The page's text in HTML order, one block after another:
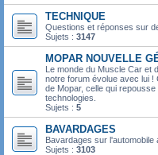
TECHNIQUE
Questions et réponses sur
Sujets : 3147
MOPAR NOUVELLE
Le monde du Muscle Car et
notre forum évolue avec lui !
de Mopar, celle qui
technologies.
Sujets : 5
BAVARDAGES
Bavardages sur l'automobile
Sujets : 3103